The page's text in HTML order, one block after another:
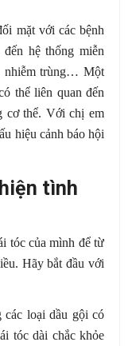
mặt với các bệnh
hệ thống miễn
nhiễm trùng… Một
thể liên quan đến
cơ thể. Với chị em
hiệu cảnh báo hội
tình
tóc của mình để từ
Hãy bắt đầu với
các loại dầu gội có
tóc dài chắc khỏe